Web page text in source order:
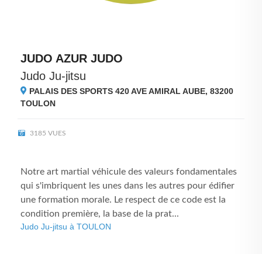
JUDO AZUR JUDO
Judo Ju-jitsu
PALAIS DES SPORTS 420 AVE AMIRAL AUBE, 83200
TOULON
3185 VUES
Notre art martial véhicule des valeurs fondamentales
qui s'imbriquent les unes dans les autres pour édifier
une formation morale. Le respect de ce code est la
condition première, la base de la prat...
Judo Ju-jitsu à TOULON